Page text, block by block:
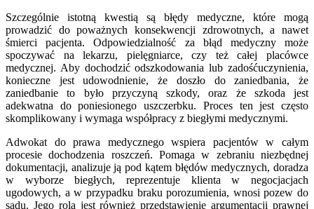
Szczególnie istotną kwestią są błędy medyczne, które mogą
prowadzić do poważnych konsekwencji zdrowotnych, a nawet
śmierci pacjenta. Odpowiedzialność za błąd medyczny może
spoczywać na lekarzu, pielęgniarce, czy też całej placówce
medycznej. Aby dochodzić odszkodowania lub zadośćuczynienia,
konieczne jest udowodnienie, że doszło do zaniedbania, że
zaniedbanie to było przyczyną szkody, oraz że szkoda jest
adekwatna do poniesionego uszczerbku. Proces ten jest często
skomplikowany i wymaga współpracy z biegłymi medycznymi.
Adwokat do prawa medycznego wspiera pacjentów w całym
procesie dochodzenia roszczeń. Pomaga w zebraniu niezbędnej
dokumentacji, analizuje ją pod kątem błędów medycznych, doradza
w wyborze biegłych, reprezentuje klienta w negocjacjach
ugodowych, a w przypadku braku porozumienia, wnosi pozew do
sądu. Jego rolą jest również przedstawienie argumentacji prawnej